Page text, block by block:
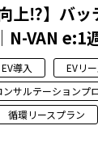
上⁉】バ
VAN e:1
EV導入
EVリー
ンサルテーションプ
循環リースプラン